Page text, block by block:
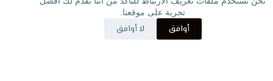
تجربة على موقعنا.
أوافق لا أوافق